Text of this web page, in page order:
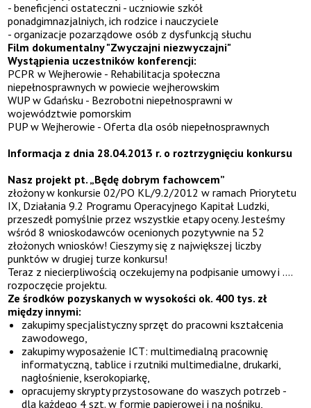
- beneficjenci ostateczni - uczniowie szkół
ponadgimnazjalniych, ich rodzice i nauczyciele
- organizacje pozarządowe osób z dysfunkcją słuchu
Film dokumentalny "Zwyczajni niezwyczajni"
Wystąpienia uczestników konferencji:
PCPR w Wejherowie - Rehabilitacja społeczna
niepełnosprawnych w powiecie wejherowskim
WUP w Gdańsku - Bezrobotni niepełnosprawni w
województwie pomorskim
PUP w Wejherowie - Oferta dla osób niepełnosprawnych
Informacja z dnia 28.04.2013 r. o roztrzygnięciu konkursu
Nasz projekt pt. „Będę dobrym fachowcem”
złożony w konkursie 02/PO KL/9.2/2012 w ramach Priorytetu
IX, Działania 9.2 Programu Operacyjnego Kapitał Ludzki,
przeszedł pomyślnie przez wszystkie etapy oceny. Jesteśmy
wśród 8 wnioskodawców ocenionych pozytywnie na 52
złożonych wniosków! Cieszymy się z największej liczby
punktów w drugiej turze konkursu!
Teraz z niecierpliwością oczekujemy na podpisanie umowy i ….
rozpoczęcie projektu.
Ze środków pozyskanych w wysokości ok. 400 tys. zł
między innymi:
zakupimy specjalistyczny sprzęt do pracowni kształcenia
zawodowego,
zakupimy wyposażenie ICT: multimedialną pracownię
informatyczną, tablice i rzutniki multimedialne, drukarki,
nagłośnienie, kserokopiarkę,
opracujemy skrypty przystosowane do waszych potrzeb -
dla każdego 4 szt. w formie papierowej i na nośniku,